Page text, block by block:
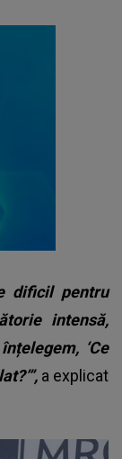
dificil pentru
intensă,
‘Ce
a explicat